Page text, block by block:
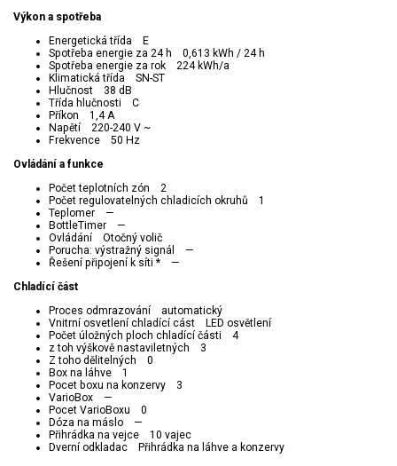
Výkon a spotřeba
Energetická třída E
Spotřeba energie za 24 h 0,613 kWh / 24 h
Spotřeba energie za rok 224 kWh/a
Klimatická třída SN-ST
Hlučnost 38 dB
Třída hlučnosti C
Příkon 1,4 A
Napětí 220-240 V ~
Frekvence 50 Hz
Ovládání a funkce
Počet teplotních zón 2
Počet regulovatelných chladicích okruhů 1
Teplomer —
BottleTimer —
Ovládání Otočný volič
Porucha: výstražný signál —
Řešení připojení k síti * —
Chladící část
Proces odmrazování automatický
Vnitrní osvetlení chladící cást LED osvětlení
Počet úložných ploch chladící části 4
z toh výškově nastaviletných 3
Z toho dělitelných 0
Box na láhve 1
Pocet boxu na konzervy 3
VarioBox —
Pocet VarioBoxu 0
Dóza na máslo —
Přihrádka na vejce 10 vajec
Dverní odkladac Přihrádka na láhve a konzervy